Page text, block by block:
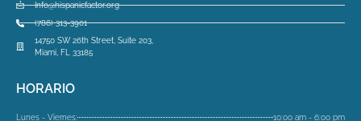
Info@hispanicfactor.org
(786) 313-3901
14750 SW 26th Street, Suite 203,
Miami, FL 33185
HORARIO
Lunes - Viernes: 10:00 am - 6:00 pm